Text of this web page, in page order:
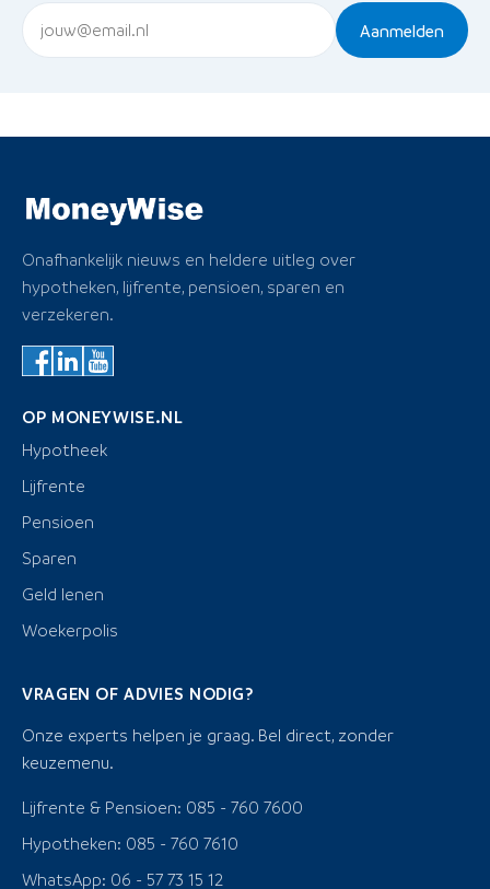
Aanmelden
Onafhankelijk nieuws en heldere uitleg over
hypotheken, lijfrente, pensioen, sparen en
verzekeren.
OP MONEYWISE.NL
Hypotheek
Lijfrente
Pensioen
Sparen
Geld lenen
Woekerpolis
VRAGEN OF ADVIES NODIG?
Onze experts helpen je graag. Bel direct, zonder
keuzemenu.
Lijfrente & Pensioen: 085 - 760 7600
Hypotheken: 085 - 760 7610
WhatsApp: 06 - 57 73 15 12